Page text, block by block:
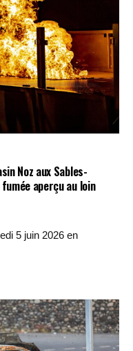
Noz aux Sables-
aperçu au loin
5 juin 2026 en